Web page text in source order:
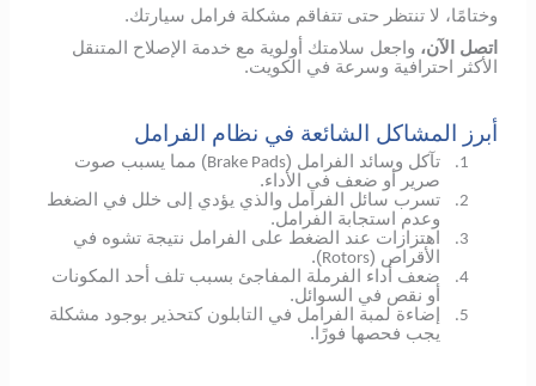
وختامًا، لا تنتظر حتى تتفاقم مشكلة فرامل سيارتك.
اتصل الآن، واجعل سلامتك أولوية مع خدمة الإصلاح المتنقل
الأكثر احترافية وسرعة في الكويت.
أبرز المشاكل الشائعة في نظام الفرامل
1. تآكل وسائد الفرامل (Brake Pads) مما يسبب صوت
صرير أو ضعف في الأداء.
2.
تسرب سائل الفرامل والذي يؤدي إلى خلل في الضغط
وعدم استجابة الفرامل.
3.
اهتزازات عند الضغط على الفرامل نتيجة تشوه في
الأقراص (Rotors
).
4.
ضعف أداء الفرملة المفاجئ بسبب تلف أحد المكونات
أو نقص في السوائل.
5.
إضاءة لمبة الفرامل في التابلون كتحذير بوجود مشكلة
يجب فحصها فورًا.